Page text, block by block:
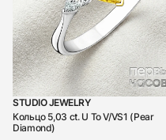
STUDIO JEWELRY
Кольцо 5,03 ct. U To V/VS1 (Pear
Diamond)